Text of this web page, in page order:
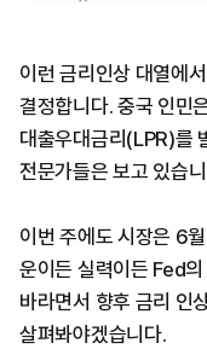
이런 금리인상 대열에
결정합니다. 중국 인민
대출우대금리(LPR)를
전문가들은 보고 있습
이번 주에도 시장은 6
운이든 실력이든 Fed
바라면서 향후 금리 인
살펴봐야겠습니다.